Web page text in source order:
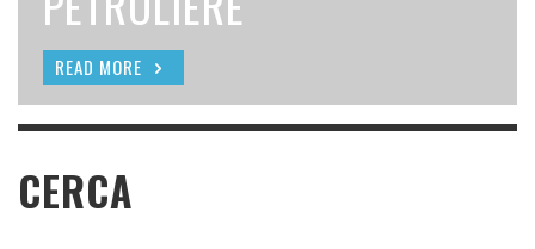
READ MORE
READ MORE
READ MORE
CERCA